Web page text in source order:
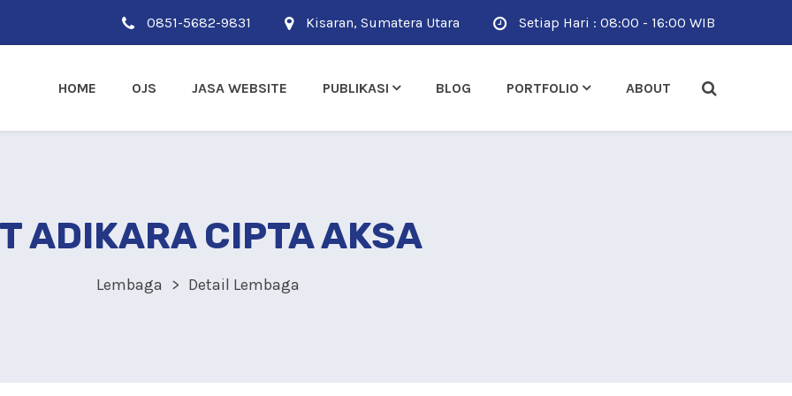
0851-5682-9831 Kisaran, Sumatera Utara Setiap Hari : 08:00 - 16:00 WIB
HOME OJS JASA WEBSITE PUBLIKASI BLOG PORTFOLIO ABOUT
ADIKARA CIPTA AKSA
Lembaga Detail Lembaga